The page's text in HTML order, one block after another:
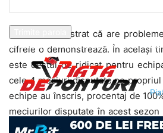
O parola va fi trimisă pe adresa dvs de
Inter a demonstrat că are
cifrele o demonstrează. În același
este destul de ridicat pentru
cele 4 meciuri disputate pe
echipe au înscris, procentaj de
meciurilor disputate în acest
au existat goluri în ambele